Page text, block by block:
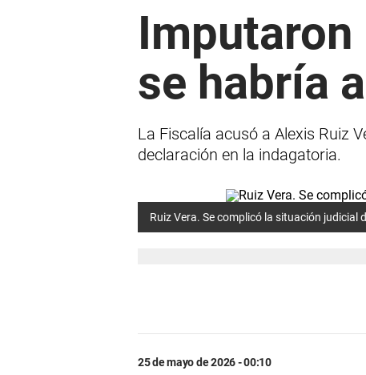
se habría
La Fiscalía acusó a Alexis Ruiz
declaración en la indagatoria.
Ruiz Vera. Se complicó la situación judicial
25 de mayo de 2026 - 00:10